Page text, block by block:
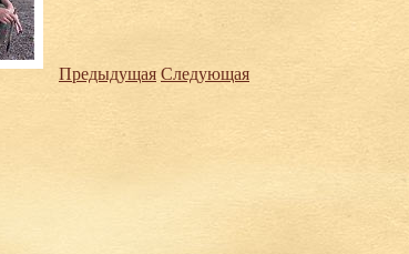
Предыдущая Следующая